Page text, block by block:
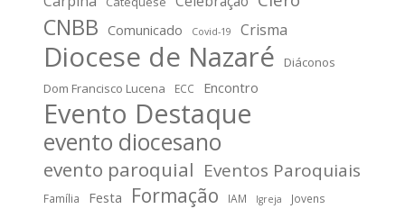
CNBB Comunicado Covid-19 Crisma
Diocese de Nazaré
Diáconos
Dom Francisco Lucena
ECC Encontro
Evento Destaque
evento diocesano
evento paroquial Eventos Paroquiais
Família Festa Formação IAM Igreja Jovens